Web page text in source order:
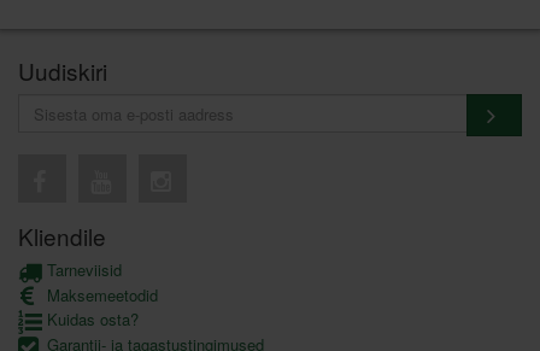
Uudiskiri
Kliendile
Tarneviisid
Maksemeetodid
Kuidas osta?
Garantii- ja tagastustingimused